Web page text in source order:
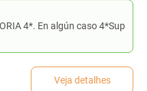
4*. En algún caso 4*Sup
Veja detalhes